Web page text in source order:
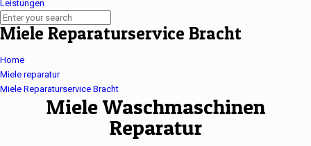
Leistungen
Miele Reparaturservice Bracht
Home
Miele reparatur
Miele Reparaturservice Bracht
Miele Waschmaschinen
Reparatur